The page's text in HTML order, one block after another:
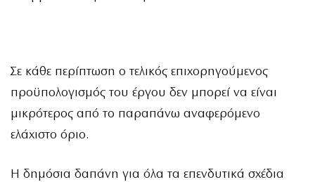
Σε κάθε περίπτωση ο τελικός επιχορηγούμενος
προϋπολογισμός του έργου δεν μπορεί να είναι
μικρότερος από το παραπάνω αναφερόμενο
ελάχιστο όριο.
Η δημόσια δαπάνη για όλα τα επενδυτικά σχέδια